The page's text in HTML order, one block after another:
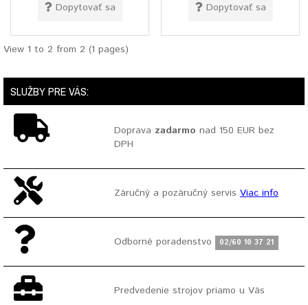
Dopytovať sa Dopytovať sa
View 1 to 2 from 2 (1 pages)
SLUŽBY PRE VÁS:
Doprava zadarmo nad 150 EUR bez
DPH
Záručný a pozáručný servis Viac info
Odborné poradenstvo 02/60 10 37 21
Predvedenie strojov priamo u Vás